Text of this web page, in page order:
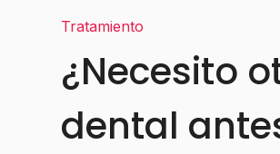
Tratamiento
¿Necesito
dental